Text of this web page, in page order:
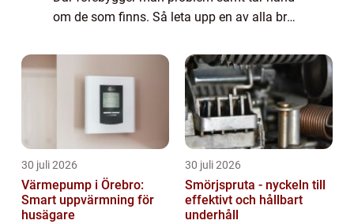
om de som finns. Så leta upp en av alla bra
alla städer, så hitta en klinik som pa...
30 juli 2026
Värmepump i Örebro:
Smart uppvärmning för
husägare
30 juli 2026
Smörjspruta - nyckeln till
effektivt och hållbart
underhåll